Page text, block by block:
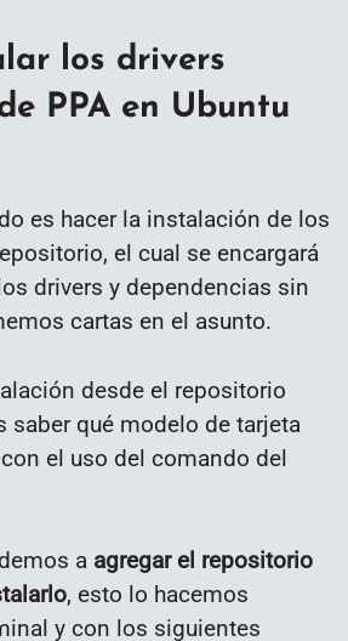
los drivers
PPA en Ubuntu
es hacer la instalación de los
el cual se encargará
drivers y dependencias sin
cartas en el asunto.
desde el repositorio
saber qué modelo de tarjeta
el uso del comando del
a agregar el repositorio
, esto lo hacemos
y con los siguientes